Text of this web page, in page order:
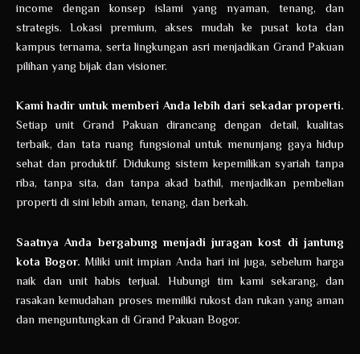
income dengan konsep islami yang nyaman, tenang, dan
strategis. Lokasi premium, akses mudah ke pusat kota dan
kampus ternama, serta lingkungan asri menjadikan Grand Pakuan
pilihan yang bijak dan visioner.
Kami hadir untuk memberi Anda lebih dari sekadar properti.
Setiap unit Grand Pakuan dirancang dengan detail, kualitas
terbaik, dan tata ruang fungsional untuk menunjang gaya hidup
sehat dan produktif. Didukung sistem kepemilikan syariah tanpa
riba, tanpa sita, dan tanpa akad bathil, menjadikan pembelian
properti di sini lebih aman, tenang, dan berkah.
Saatnya Anda bergabung menjadi juragan kost di jantung
kota Bogor. Miliki unit impian Anda hari ini juga, sebelum harga
naik dan unit habis terjual. Hubungi tim kami sekarang, dan
rasakan kemudahan proses memiliki rukost dan rukan yang aman
dan menguntungkan di Grand Pakuan Bogor.